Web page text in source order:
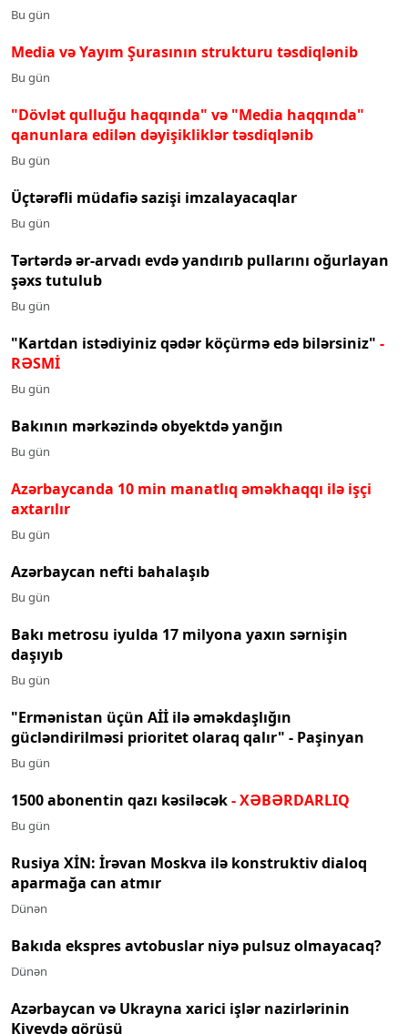
Bu gün
Media və Yayım Şurasının strukturu təsdiqlənib
Bu gün
"Dövlət qulluğu haqqında" və "Media haqqında"
qanunlara edilən dəyişikliklər təsdiqlənib
Bu gün
Üçtərəfli müdafiə sazişi imzalayacaqlar
Bu gün
Tərtərdə ər-arvadı evdə yandırıb pullarını oğurlayan
şəxs tutulub
Bu gün
"Kartdan istədiyiniz qədər köçürmə edə bilərsiniz" -
RƏSMİ
Bu gün
Bakının mərkəzində obyektdə yanğın
Bu gün
Azərbaycanda 10 min manatlıq əməkhaqqı ilə işçi
axtarılır
Bu gün
Azərbaycan nefti bahalaşıb
Bu gün
Bakı metrosu iyulda 17 milyona yaxın sərnişin
daşıyıb
Bu gün
"Ermənistan üçün Aİİ ilə əməkdaşlığın
gücləndirilməsi prioritet olaraq qalır" - Paşinyan
Bu gün
1500 abonentin qazı kəsiləcək- XƏBƏRDARLIQ
Bu gün
Rusiya XİN: İrəvan Moskva ilə konstruktiv dialoq
aparmağa can atmır
Dünən
Bakıda ekspres avtobuslar niyə pulsuz olmayacaq?
Dünən
Azərbaycan və Ukrayna xarici işlər nazirlərinin
Kiyevdə görüşü